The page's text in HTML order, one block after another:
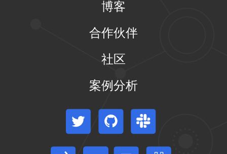
博客
合作伙伴
社区
案例分析
Twitter GitHub Slack
Stack Overflow 论坛 事件日历